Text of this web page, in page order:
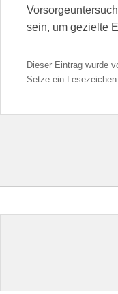
sein, um gezielte
Dieser Eintrag wurde
Setze ein